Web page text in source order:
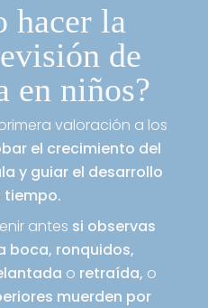
hacer la
de
en niños?
valoración a los
el crecimiento del
y guiar el desarrollo
tiempo.
antes si observas
boca, ronquidos,
o retraída, o
muerden por